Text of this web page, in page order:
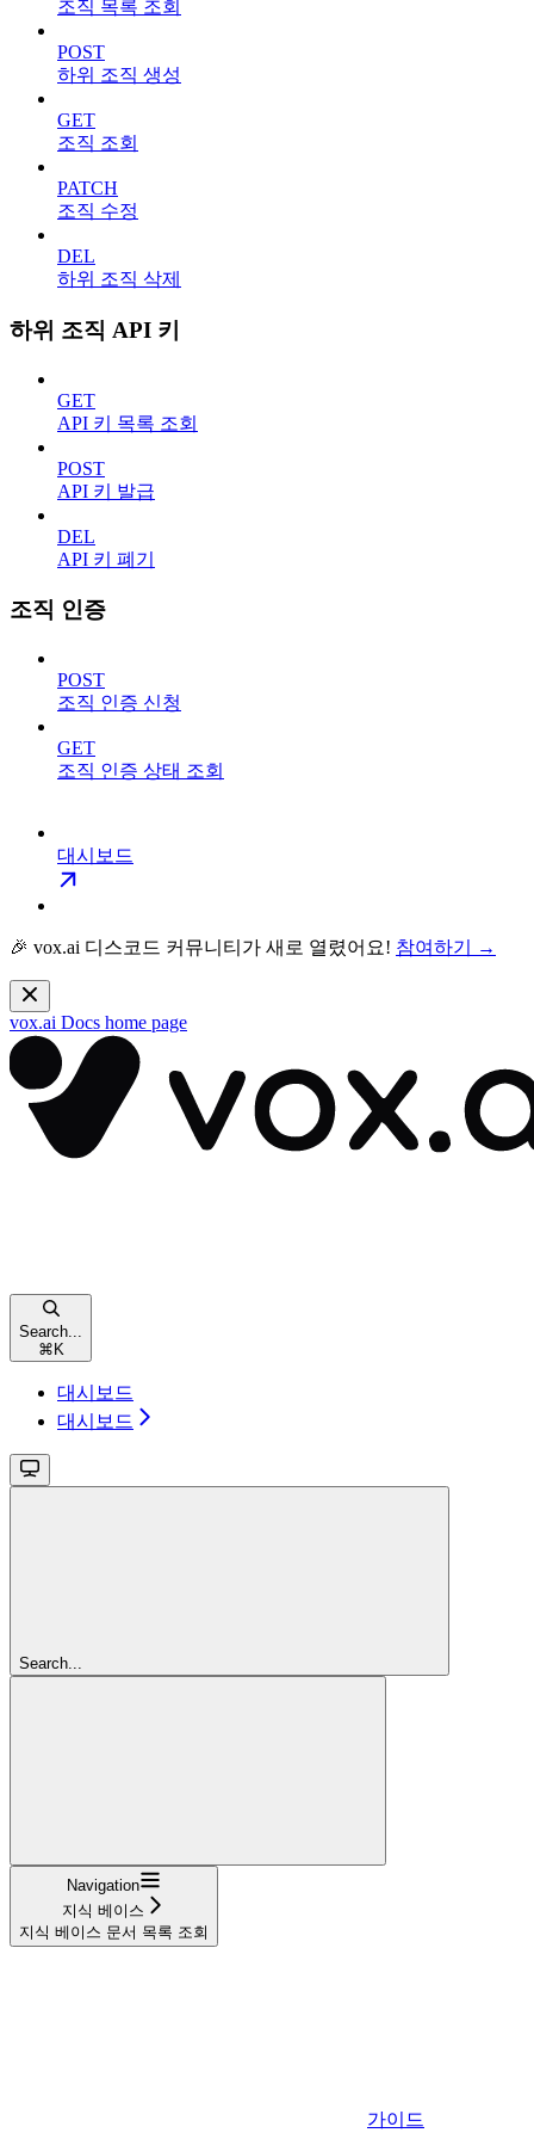
조직 목록 조회
POST
하위 조직 생성
GET
조직 조회
PATCH
조직 수정
DEL
하위 조직 삭제
하위 조직 API 키
GET
API 키 목록 조회
POST
API 키 발급
DEL
API 키 폐기
조직 인증
POST
조직 인증 신청
GET
조직 인증 상태 조회
대시보드
🎉 vox.ai 디스코드 커뮤니티가 새로 열렸어요! 참여하기 →
vox.ai Docs home page
Search...
⌘ K
대시보드
대시보드
Search...
Navigation
지식 베이스
지식 베이스 문서 목록 조회
가이드